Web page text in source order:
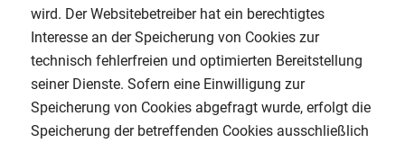
wird. Der Websitebetreiber hat ein berechtigtes
Interesse an der Speicherung von Cookies zur
technisch fehlerfreien und optimierten Bereitstellung
seiner Dienste. Sofern eine Einwilligung zur
Speicherung von Cookies abgefragt wurde, erfolgt die
Speicherung der betreffenden Cookies ausschließlich